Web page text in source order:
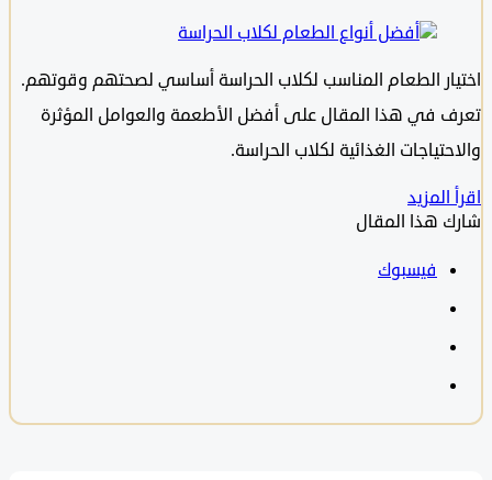
الطعام المناسب لكلاب الحراسة أساسي لصحتهم وقوتهم.
في هذا المقال على أفضل الأطعمة والعوامل المؤثرة
الغذائية لكلاب الحراسة.
هذا المقال
فيسبوك